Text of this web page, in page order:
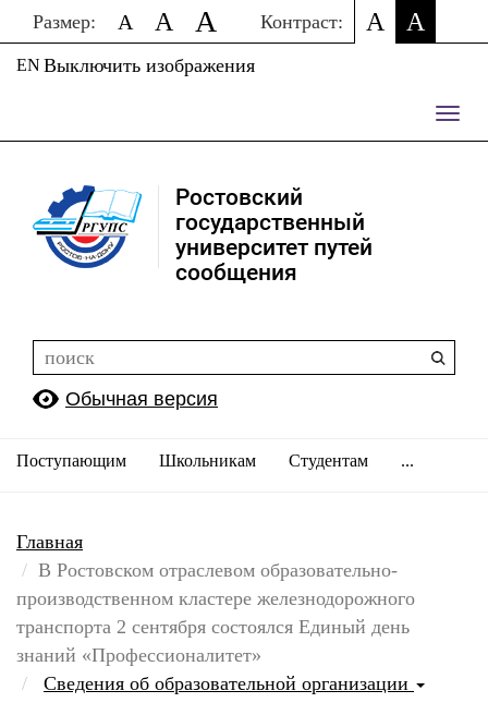
Размер: A A A Контраст: A A
Выключить изображения
EN
Ростовский
государственный
университет путей
сообщения
Обычная версия
Поступающим Школьникам Студентам ...
Главная
В Ростовском отраслевом образовательно-
производственном кластере железнодорожного
транспорта 2 сентября состоялся Единый день
знаний «Профессионалитет»
Сведения об образовательной организации